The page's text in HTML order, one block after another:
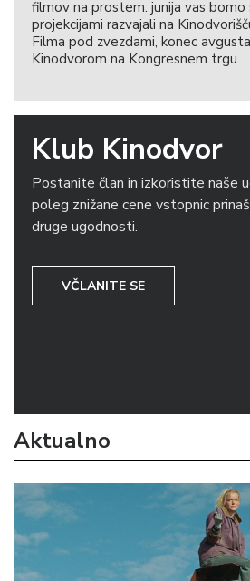
filmov na prostem: junija vas bomo
projekcijami razvajali na
Filma pod zvezdami, konec
Kinodvorom na Kongresnem trgu.
Klub Kinodvor
Postanite član in izkoristite naše
poleg znižane cene vstopnic
druge ugodnosti.
VČLANITE SE
Aktualno